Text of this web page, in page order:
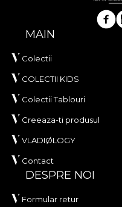
MAIN
Colectii
COLECTII KIDS
Colectii Tablouri
Creeaza-ti produsul
VLADIØLOGY
Contact
DESPRE NOI
Formular retur